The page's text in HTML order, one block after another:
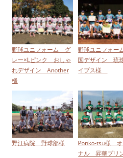
野球ユニフォーム グ
レー×Lピンク おしゃ
れデザイン Another
様
野球ユニフォ
国デザイン 琉
イブス様
野江病院 野球部様
Ponko-tsu様 オ
ナル 昇華プリ